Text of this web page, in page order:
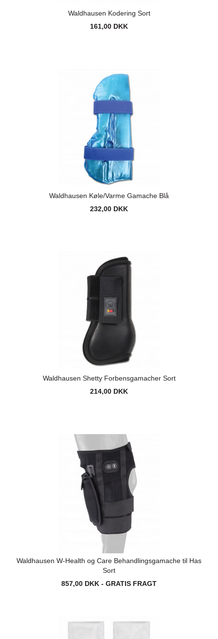
Waldhausen Kodering Sort
161,00 DKK
Waldhausen Køle/Varme Gamache Blå
232,00 DKK
Waldhausen Shetty Forbensgamacher Sort
214,00 DKK
Waldhausen W-Health og Care Behandlingsgamache til Has
Sort
857,00 DKK - GRATIS FRAGT